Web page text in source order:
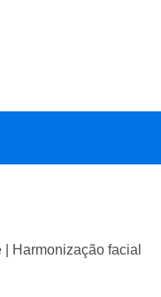
Harmonização facial